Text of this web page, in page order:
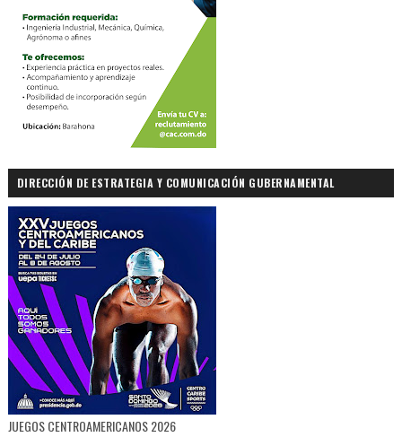
DIRECCIÓN DE ESTRATEGIA Y COMUNICACIÓN GUBERNAMENTAL
JUEGOS CENTROAMERICANOS 2026